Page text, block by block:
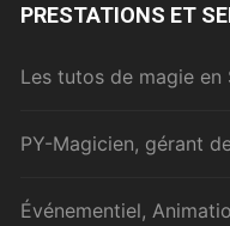
PRESTATIONS ET
Les tutos de magie en
PY-Magicien, gérant
Événementiel,